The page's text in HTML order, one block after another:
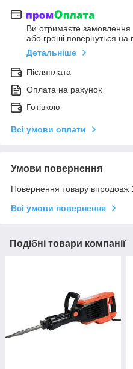
Ви отримаєте замовлення
або гроші повернуться на
Детальніше
Післяплата
Оплата на рахунок
Готівкою
Всі умови оплати
Умови повернення
Повернення товару впродовж
Всі умови повернення
Подібні товари компанії